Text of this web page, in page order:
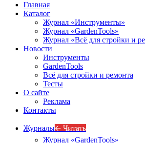
Главная
Каталог
Журнал «Инструменты»
Журнал «GardenTools»
Журнал «Всё для стройки и
Новости
Инструменты
GardenTools
Всё для стройки и ремонта
Тесты
О сайте
Реклама
Контакты
Журналы🡨 Читать
Журнал «GardenTools»